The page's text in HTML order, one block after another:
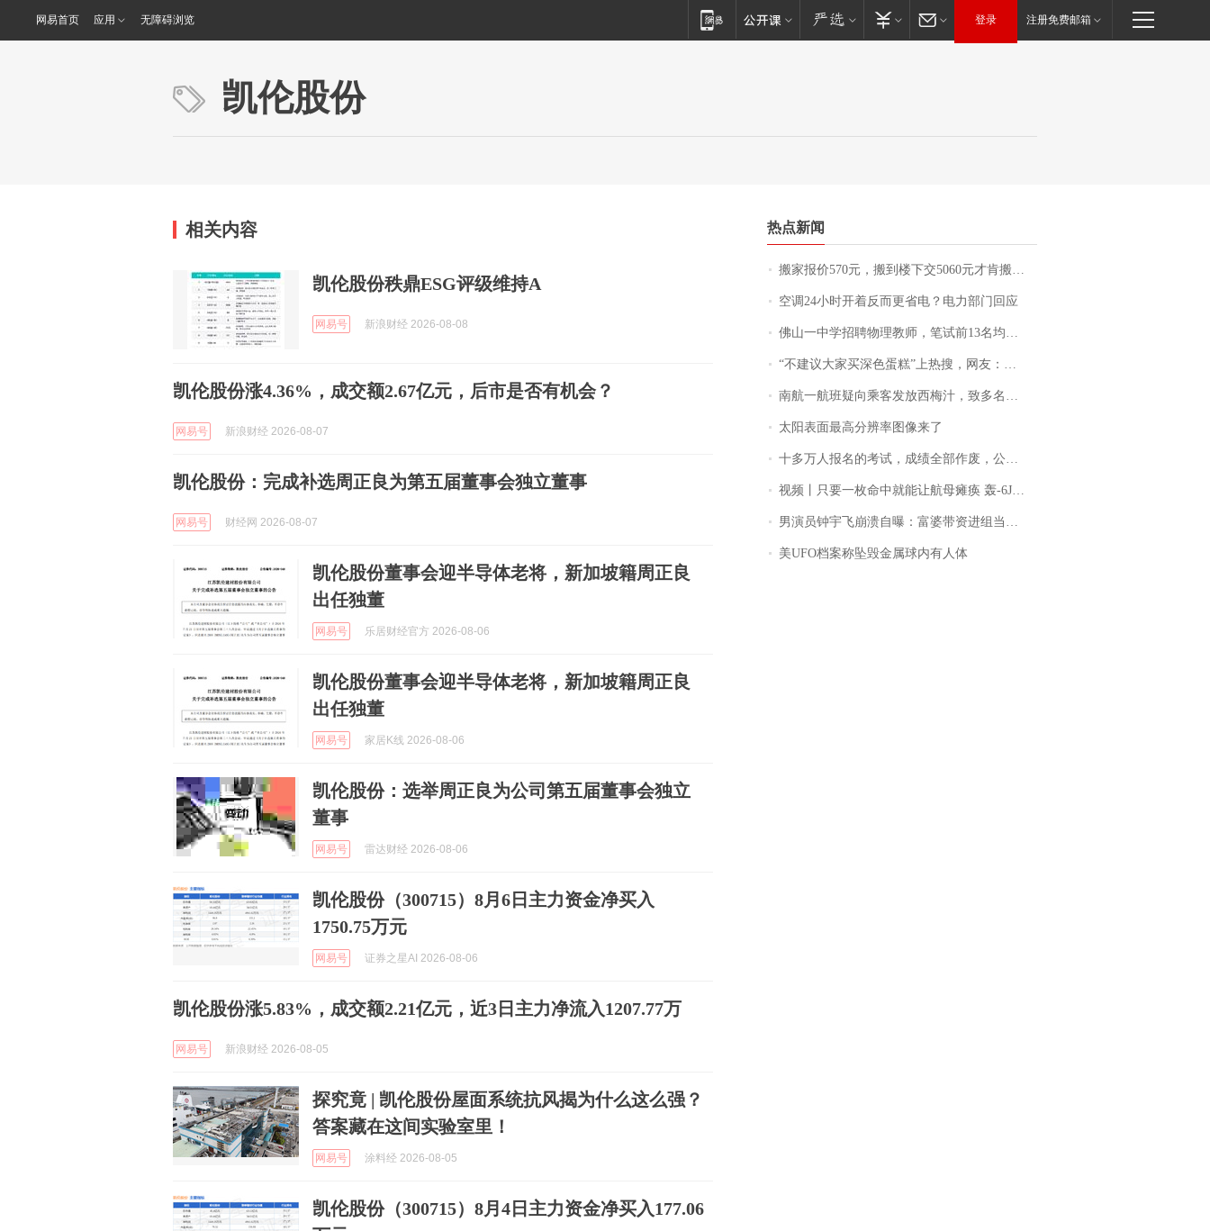
网易首页 应用 无障碍浏览 登录 注册免费邮箱
凯伦股份
相关内容
凯伦股份秩鼎ESG评级维持A
网易号 新浪财经 2026-08-08
凯伦股份涨4.36%，成交额2.67亿元，后市是否有机会？
网易号 新浪财经 2026-08-07
凯伦股份：完成补选周正良为第五届董事会独立董事
网易号 财经网 2026-08-07
凯伦股份董事会迎半导体老将，新加坡籍周正良
出任独董
网易号 乐居财经官方 2026-08-06
凯伦股份董事会迎半导体老将，新加坡籍周正良
出任独董
网易号 家居K线 2026-08-06
凯伦股份：选举周正良为公司第五届董事会独立
董事
网易号 雷达财经 2026-08-06
凯伦股份（300715）8月6日主力资金净买入
1750.75万元
网易号 证券之星AI 2026-08-06
凯伦股份涨5.83%，成交额2.21亿元，近3日主力净流入1207.77万
网易号 新浪财经 2026-08-05
探究竟 | 凯伦股份屋面系统抗风揭为什么这么强？
答案藏在这间实验室里！
网易号 涂料经 2026-08-05
凯伦股份（300715）8月4日主力资金净买入177.06
热点新闻
搬家报价570元，搬到楼下交5060元才肯搬上楼！女子傻眼了……
空调24小时开着反而更省电？电力部门回应
佛山一中学招聘物理教师，笔试前13名均遭淘汰？教育局：已叫停招聘，成立调查组全面核查
“不建议大家买深色蛋糕”上热搜，网友：天塌了！
南航一航班疑向乘客发放西梅汁，致多名乘客在飞行途中排队上厕所！乘客：机上100多人只有2个厕所；客服回应：并非每架飞机都会发放西梅汁
太阳表面最高分辨率图像来了
十多万人报名的考试，成绩全部作废，公平么？
视频丨只要一枚命中就能让航母瘫痪 轰-6J实力有多强？
男演员钟宇飞崩溃自曝：富婆带资进组当女主角，50多集短剧强加60余场吻戏......不敢得罪只能强忍
美UFO档案称坠毁金属球内有人体